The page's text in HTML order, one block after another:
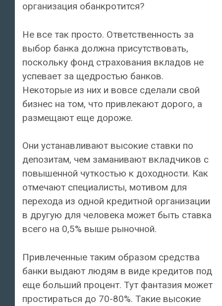
организация обанкротится?
Не все так просто. Ответственность за
выбор банка должна присутствовать,
поскольку фонд страхования вкладов не
успевает за щедростью банков.
Некоторые из них и вовсе сделали свой
бизнес на том, что привлекают дорого, а
размещают еще дороже.
Они устанавливают высокие ставки по
депозитам, чем заманивают вкладчиков с
повышенной чуткостью к доходности. Как
отмечают специалисты, мотивом для
перехода из одной кредитной организации
в другую для человека может быть ставка
всего на 0,5% выше рыночной.
Привлеченные таким образом средства
банки выдают людям в виде кредитов под
еще больший процент. Тут фантазия может
простираться до 70-80%. Такие высокие